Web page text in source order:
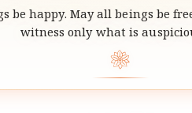
be happy. May all beings be
witness only what is
❀